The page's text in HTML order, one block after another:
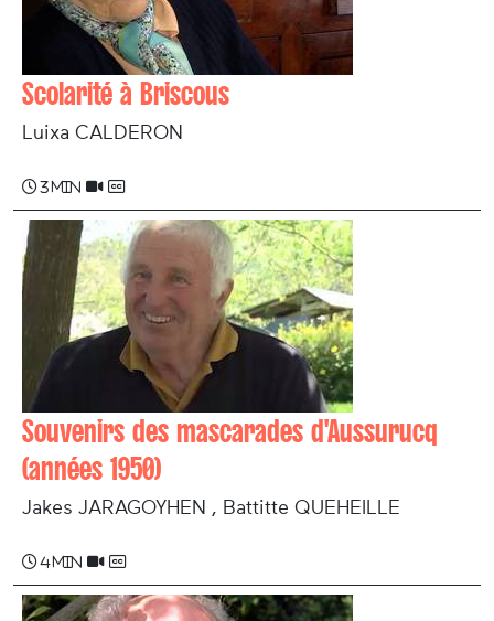
Scolarité à Briscous
Luixa CALDERON
3 min
Souvenirs des mascarades d'Aussurucq
(années 1950)
Jakes JARAGOYHEN , Battitte QUEHEILLE
4 min